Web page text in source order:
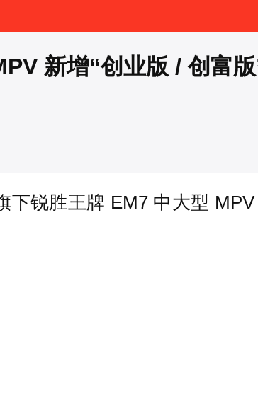
新增“创业版 / 创富
下锐胜王牌 EM7 中大型